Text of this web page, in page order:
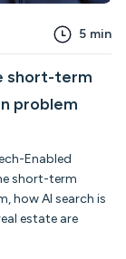
5 min
short-term
problem
Enabled
short-term
how AI search is
estate are